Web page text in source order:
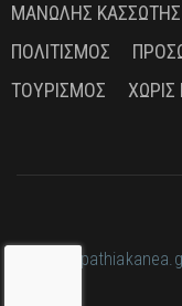
ΜΑΝΏΛΗΣ ΚΑΣΣΏΤΗΣ
ΠΟΛΙΤΙΣΜΌΣ
ΤΟΥΡΙΣΜΌΣ